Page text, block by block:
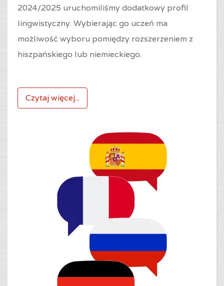
2024/2025 uruchomiliśmy dodatkowy profil
lingwistyczny. Wybierając go uczeń ma
możliwość wyboru pomiędzy rozszerzeniem z
hiszpańskiego lub niemieckiego.
Czytaj więcej...